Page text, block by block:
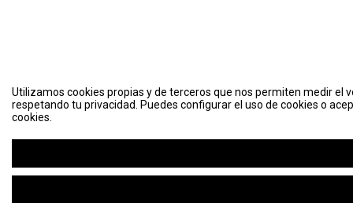
Utilizamos cookies propias y de terceros que nos permiten medir el
respetando tu privacidad. Puedes configurar el uso de cookies o
cookies.